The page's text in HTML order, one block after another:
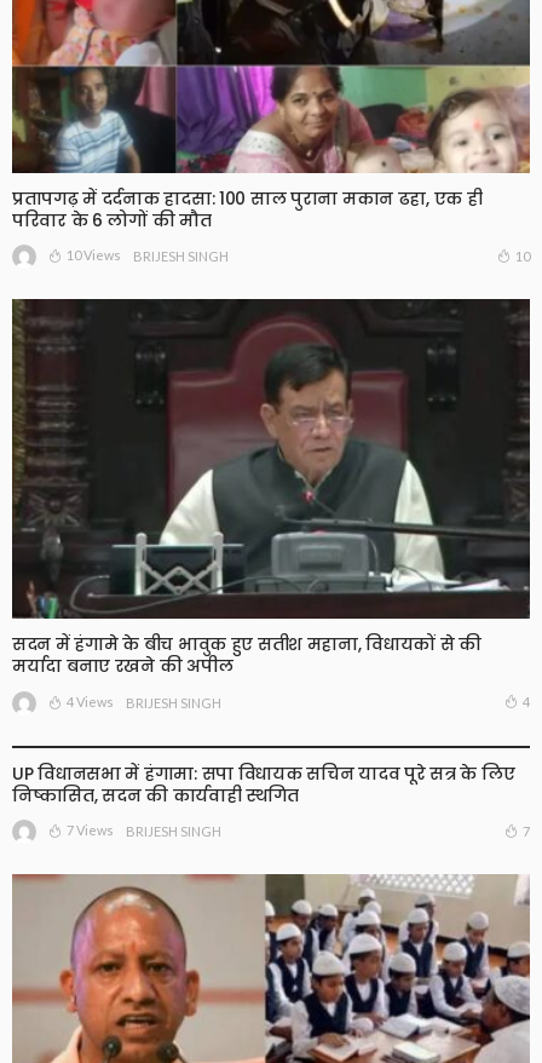
प्रतापगढ़ में दर्दनाक हादसा: 100 साल पुराना मकान ढहा, एक ही
परिवार के 6 लोगों की मौत
10 Views BRIJESH SINGH 10
सदन में हंगामे के बीच भावुक हुए सतीश महाना, विधायकों से की
मर्यादा बनाए रखने की अपील
4 Views BRIJESH SINGH 4
UP विधानसभा में हंगामा: सपा विधायक सचिन यादव पूरे सत्र के लिए
निष्कासित, सदन की कार्यवाही स्थगित
7 Views BRIJESH SINGH 7